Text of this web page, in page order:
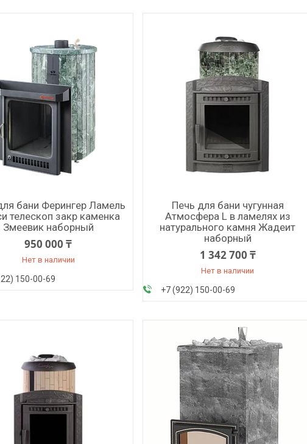
бани Ферингер Ламель
телескоп закр каменка
Змеевик наборный
950 000 ₸
Нет в наличии
150-00-69
Печь для бани чугунная
Атмосфера L в ламелях из
натурального камня Жадеит
наборный
1 342 700 ₸
Нет в наличии
+7 (922) 150-00-69